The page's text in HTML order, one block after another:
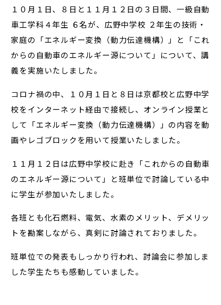
１０月１日、８日と１１月１２日の３日間、一級自動
車工学科４年生 ６名が、広野中学校 ２年生の技術・
家庭の「エネルギー変換（動力伝達機構）」と「これ
からの自動車のエネルギー源について」について、講
義を実施いたしました。
コロナ禍の中、１０月１日と８日は京都校と広野中学
校をインターネット経由で接続し、オンライン授業と
して「エネルギー変換（動力伝達機構）」の内容を動
画やレゴブロックを用いて授業いたしました。
１１月１２日は広野中学校に赴き「これからの自動車
のエネルギー源について」と班単位で討論している中
に学生が参加いたしました。
各班とも化石燃料、電気、水素のメリット、デメリッ
トを勘案しながら、真剣に討論されておりました。
班単位での発表もしっかり行われ、討論会に参加しま
した学生たちも感動していました。